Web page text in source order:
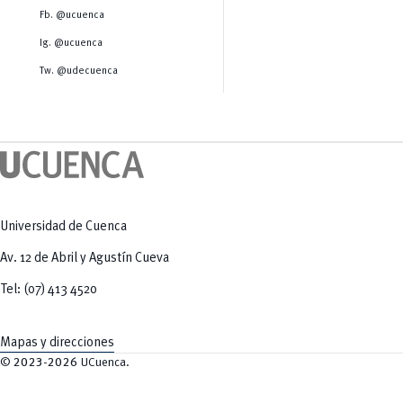
Tecnologías
Radio Universitaria
Sostenibilidad
Fb. @ucuenca
Ig. @ucuenca
Tw. @udecuenca
Universidad de Cuenca
Av. 12 de Abril y Agustín Cueva
Tel: (07) 413 4520
Mapas y direcciones
© 2023-2026 UCuenca.